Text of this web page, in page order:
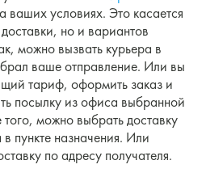
ваших условиях. Это касается
но и вариантов
можно вызвать курьера в
ваше отправление. Или вы
тариф, оформить заказ и
посылку из офиса выбранной
можно выбрать доставку
пункте назначения. Или
по адресу получателя.